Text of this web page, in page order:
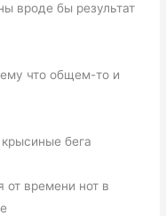
вроде бы результат
что общем-то и
крысиные бега
от времени нот в